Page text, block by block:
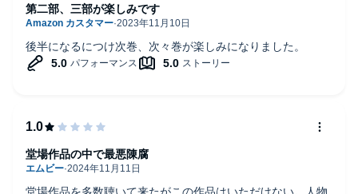
後半になるにつけ次巻、次々巻が楽しみになりました。
第二部、三部が楽しみです
堂場作品の中で最悪陳腐